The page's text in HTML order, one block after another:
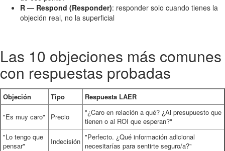
R — Respond (Responder): responder solo cuando tienes la
objeción real, no la superficial
Las 10 objeciones más comunes
con respuestas probadas
Objeción Tipo Respuesta LAER
"Es muy caro" Precio
"¿Caro en relación a qué? ¿Al presupuesto que
tienen o al ROI que esperan?"
"Lo tengo que
pensar"
Indecisión "Perfecto. ¿Qué información adicional
necesitarías para sentirte seguro/a?"